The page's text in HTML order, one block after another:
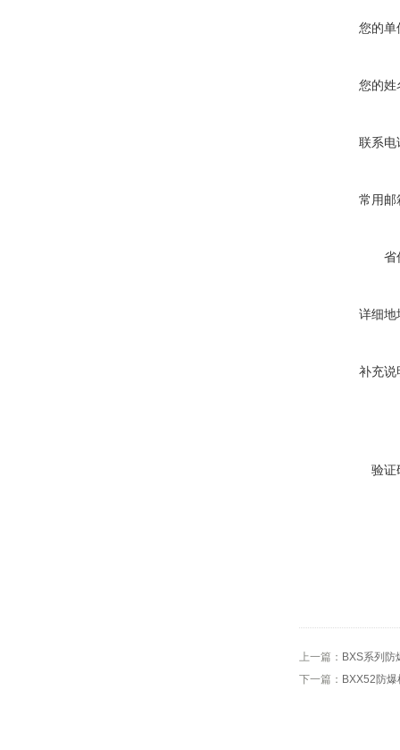
您的单
您的姓
联系电
常用邮
省
详细地
补充说
验证
上一篇： BXS系列防
下一篇： BXX52防